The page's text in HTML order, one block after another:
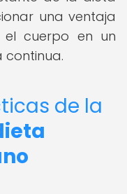
una ventaja
el cuerpo en un
de la